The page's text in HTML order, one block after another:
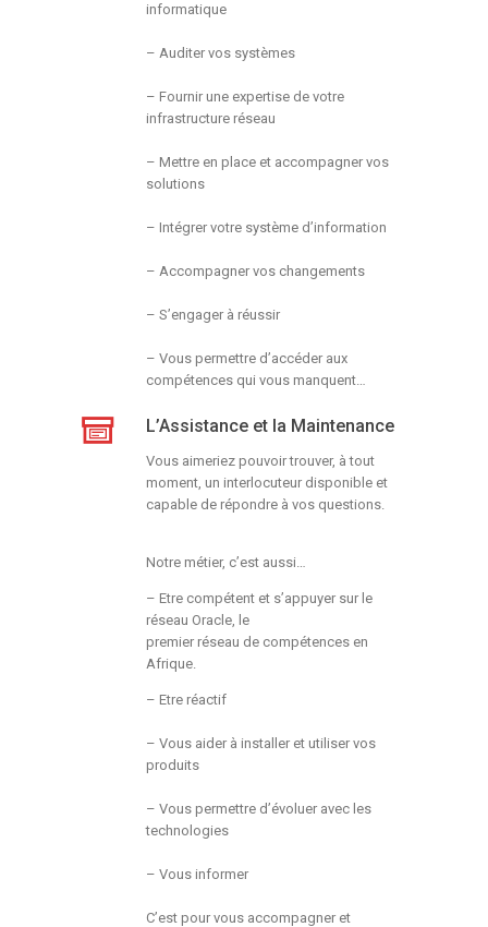
informatique
– Auditer vos systèmes
– Fournir une expertise de votre
infrastructure réseau
– Mettre en place et accompagner vos
solutions
– Intégrer votre système d’information
– Accompagner vos changements
– S’engager à réussir
– Vous permettre d’accéder aux
compétences qui vous manquent…
L’Assistance et la Maintenance
Vous aimeriez pouvoir trouver, à tout
moment, un interlocuteur disponible et
capable de répondre à vos questions.
Notre métier, c’est aussi…
– Etre compétent et s’appuyer sur le
réseau Oracle, le
premier réseau de compétences en
Afrique.
– Etre réactif
– Vous aider à installer et utiliser vos
produits
– Vous permettre d’évoluer avec les
technologies
– Vous informer
C’est pour vous accompagner et